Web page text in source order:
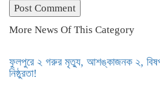
More News Of This Category
ফুলপুরে ২ গরুর মৃত্যু, আশঙ্কাজনক ২,
নিষ্ঠুরতা!